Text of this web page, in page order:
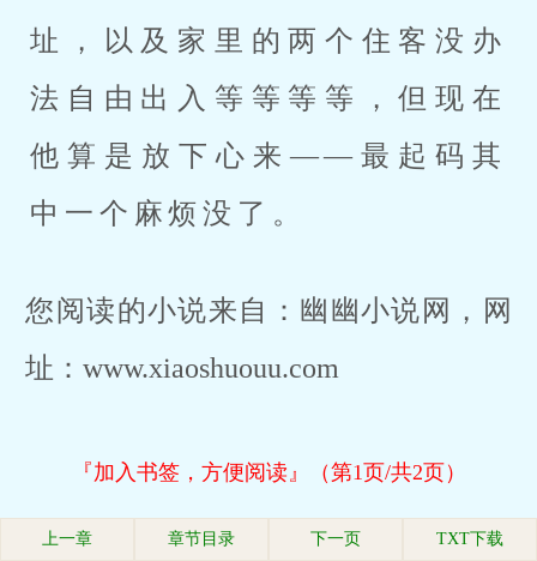
址，以及家里的两个住客没办
法自由出入等等等等，但现在
他算是放下心来——最起码其
中一个麻烦没了。
您阅读的小说来自：幽幽小说网，网
址：www.xiaoshuouu.com
『加入书签，方便阅读』（第1页/共2页）
上一章 章节目录 下一页 TXT下载